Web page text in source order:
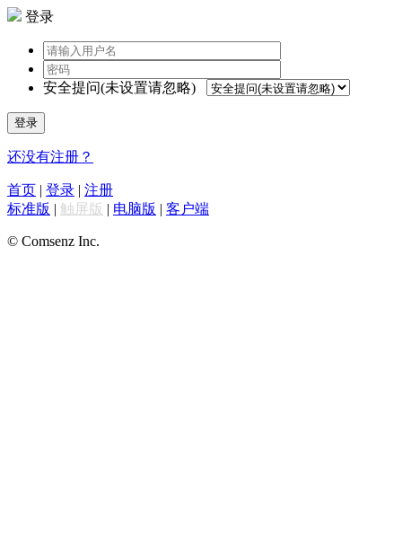
登录
安全提问(未设置请忽略)
登录
还没有注册？
首页 | 登录 | 注册
标准版 | 触屏版 | 电脑版 | 客户端
© Comsenz Inc.